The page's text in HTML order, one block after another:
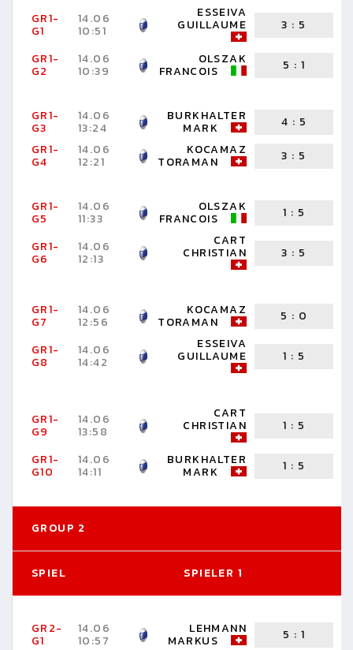
GR1-
G1
14.06
10:51
ESSEIVA
GUILLAUME 3 : 5
GR1-
G2
14.06
10:39
OLSZAK
FRANCOIS 5 : 1
GR1-
G3
14.06
13:24
BURKHALTER
MARK 4 : 5
GR1-
G4
14.06
12:21
KOCAMAZ
TORAMAN 3 : 5
GR1-
G5
14.06
11:33
OLSZAK
FRANCOIS 1 : 5
GR1-
G6
14.06
12:13
CART
CHRISTIAN 3 : 5
GR1-
G7
14.06
12:56
KOCAMAZ
TORAMAN 5 : 0
GR1-
G8
14.06
14:42
ESSEIVA
GUILLAUME 1 : 5
GR1-
G9
14.06
13:58
CART
CHRISTIAN 1 : 5
GR1-
G10
14.06
14:11
BURKHALTER
MARK 1 : 5
GROUP 2
SPIEL SPIELER 1
GR2-
G1
14.06
10:57
LEHMANN
MARKUS 5 : 1